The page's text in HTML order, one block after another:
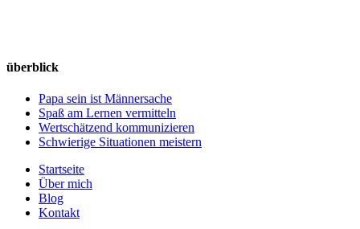
überblick
Papa sein ist Männersache
Spaß am Lernen vermitteln
Wertschätzend kommunizieren
Schwierige Situationen meistern
Startseite
Über mich
Blog
Kontakt